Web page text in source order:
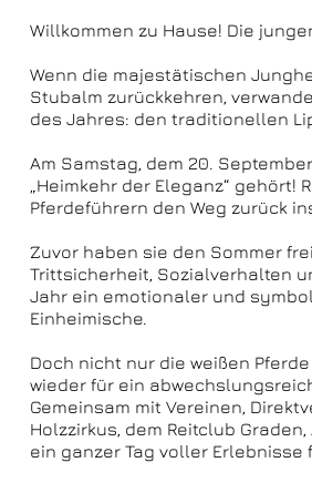
Willkommen zu Hause! Die
Wenn die majestätischen
Stubalm zurückkehren,
des Jahres: den traditionellen
Am Samstag, dem 20.
„Heimkehr der Eleganz“
Pferdeführern den Weg zurück
Zuvor haben sie den Sommer
Trittsicherheit, Sozialverhalten
Jahr ein emotionaler und
Einheimische.
Doch nicht nur die weißen
wieder für ein
Gemeinsam mit Vereinen,
Holzzirkus, dem Reitclub
ein ganzer Tag voller Erlebnisse